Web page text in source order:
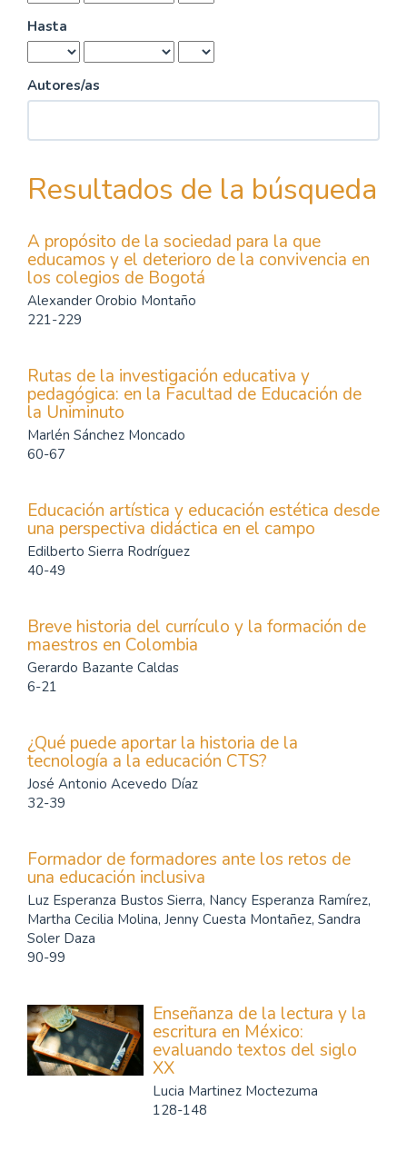
Hasta
Autores/as
Resultados de la búsqueda
A propósito de la sociedad para la que
educamos y el deterioro de la convivencia en
los colegios de Bogotá
Alexander Orobio Montaño
221-229
Rutas de la investigación educativa y
pedagógica: en la Facultad de Educación de
la Uniminuto
Marlén Sánchez Moncado
60-67
Educación artística y educación estética desde
una perspectiva didáctica en el campo
Edilberto Sierra Rodríguez
40-49
Breve historia del currículo y la formación de
maestros en Colombia
Gerardo Bazante Caldas
6-21
¿Qué puede aportar la historia de la
tecnología a la educación CTS?
José Antonio Acevedo Díaz
32-39
Formador de formadores ante los retos de
una educación inclusiva
Luz Esperanza Bustos Sierra, Nancy Esperanza Ramírez,
Martha Cecilia Molina, Jenny Cuesta Montañez, Sandra
Soler Daza
90-99
Enseñanza de la lectura y la
escritura en México:
evaluando textos del siglo
XX
Lucia Martinez Moctezuma
128-148